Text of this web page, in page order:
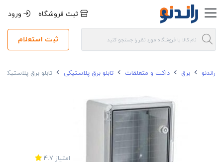
ثبت فروشگاه ورود
ثبت استعلام
راندنو برق داکت و متعلقات تابلو برق پلاستیکی تابلو برق پلاستیکی 250*700*500 روکار دانوب درب شفاف
امتیاز 4.7